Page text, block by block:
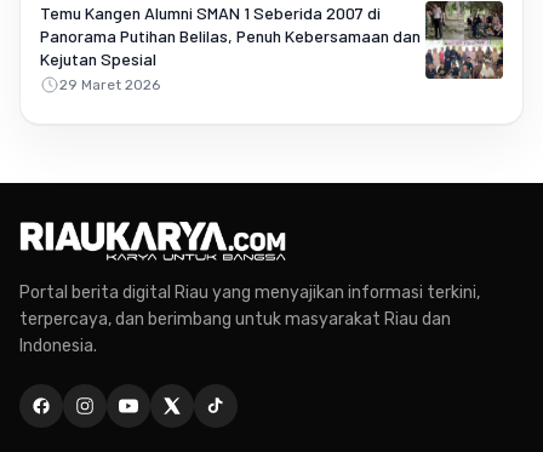
Temu Kangen Alumni SMAN 1 Seberida 2007 di
Panorama Putihan Belilas, Penuh Kebersamaan dan
Kejutan Spesial
29 Maret 2026
Portal berita digital Riau yang menyajikan informasi terkini,
terpercaya, dan berimbang untuk masyarakat Riau dan
Indonesia.